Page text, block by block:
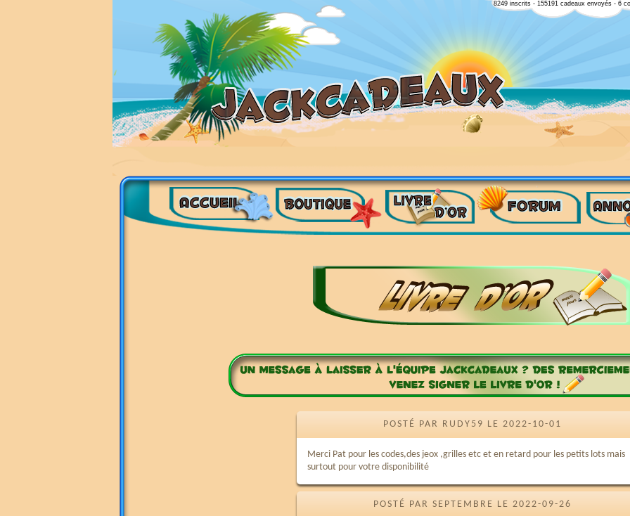
8249 inscrits - 155191 cadeaux envoyés - 6
POSTÉ PAR RUDY59 LE 2022-10-01
Merci Pat pour les codes,des jeox ,grilles etc et en retard pour les petits lots mais
surtout pour votre disponibilité
POSTÉ PAR SEPTEMBRE LE 2022-09-26